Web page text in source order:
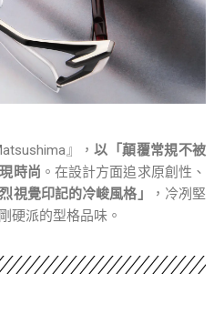
』，以「顛覆常規不被
時尚 。在設計方面追求原創性、
視覺印記的冷峻風格」
，冷冽堅
硬派的型格品味。